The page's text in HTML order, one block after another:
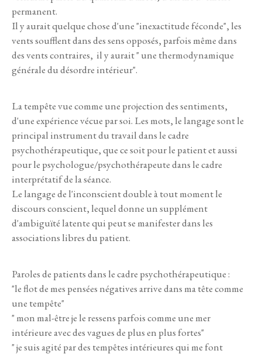
permanent.
Il y aurait quelque chose d'une "inexactitude féconde", les
vents soufflent dans des sens opposés, parfois même dans
des vents contraires, il y aurait " une thermodynamique
générale du désordre intérieur".
La tempête vue comme une projection des sentiments,
d'une expérience vécue par soi. Les mots, le langage sont le
principal instrument du travail dans le cadre
psychothérapeutique, que ce soit pour le patient et aussi
pour le psychologue/psychothérapeute dans le cadre
interprétatif de la séance.
Le langage de l'inconscient double à tout moment le
discours conscient, lequel donne un supplément
d'ambiguïté latente qui peut se manifester dans les
associations libres du patient.
Paroles de patients dans le cadre psychothérapeutique :
"le flot de mes pensées négatives arrive dans ma tête comme
une tempête"
" mon mal-être je le ressens parfois comme une mer
intérieure avec des vagues de plus en plus fortes"
" je suis agité par des tempêtes intérieures qui me font